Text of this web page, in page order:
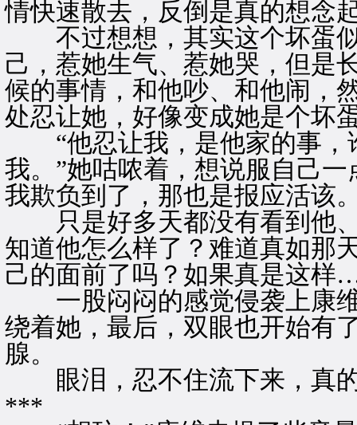
情快速散去，反倒是真的想念
不过想想，其实这个坏蛋似
己，惹她生气、惹她哭，但是
候的事情，和他吵、和他闹，
处忍让她，好像变成她是个坏
“他忍让我，是他家的事，
我。”她咕哝着，想说服自己
我欺负到了，那也是报应活该
只是好多天都没有看到他、
知道他怎么样了？难道真如那
己的面前了吗？如果真是这
一股闷闷的感觉侵袭上康维
绕着她，最后，双眼也开始有
腺。
眼泪，忍不住流下来，真
***